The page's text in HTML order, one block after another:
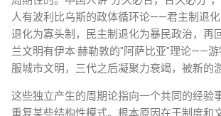
人有波利比乌斯的政体循环论——君主制退
退化为寡头制，民主制退化为暴民政治，再
兰文明有伊本·赫勒敦的"阿萨比亚"理论——
服城市文明，三代之后凝聚力衰竭，被新的
这些独立产生的周期论指向一个共同的经验
重复某些结构性模式。根本原因在于制度和